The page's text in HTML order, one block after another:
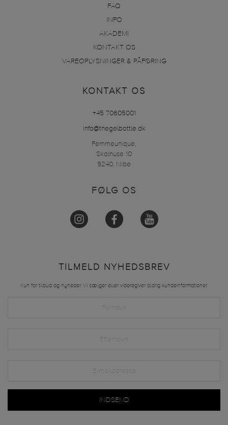
FAQ
INFO
AKADEMI
KONTAKT OS
VAREOPLYSNINGER & PÅFØRING
KONTAKT OS
+45 70605001
info@thegelbottle.dk
Femmeunique,
Skalhuse 10
9240, Nibe
FØLG OS
TILMELD NYHEDSBREV
Kun for tilbud og nyheder. Vi sælger eller videregiver aldrig kundeinformationer.
INDSEND